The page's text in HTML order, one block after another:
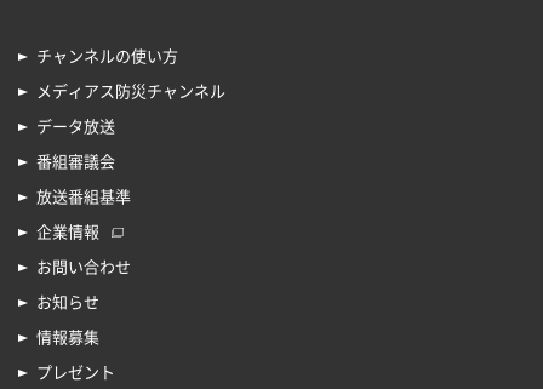
チャンネルの使い方
メディアス防災チャンネル
データ放送
番組審議会
放送番組基準
企業情報
お問い合わせ
お知らせ
情報募集
プレゼント